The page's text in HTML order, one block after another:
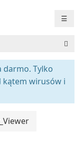
☰
darmo. Tylko
kątem wirusów i